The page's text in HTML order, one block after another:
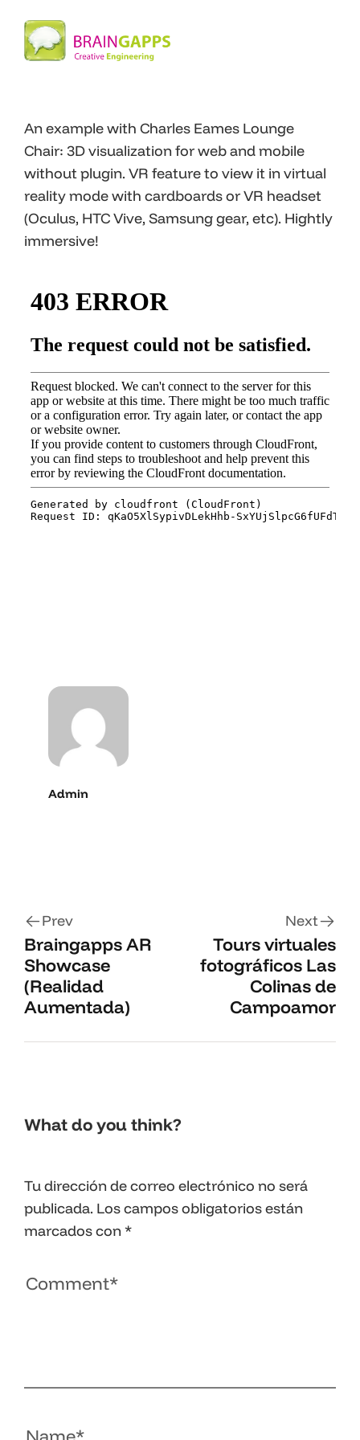
An example with Charles Eames Lounge
Chair: 3D visualization for web and mobile
without plugin. VR feature to view it in virtual
reality mode with cardboards or VR headset
(Oculus, HTC Vive, Samsung gear, etc). Hightly
immersive!
Admin
Prev
Braingapps AR
Showcase
(Realidad
Aumentada)
Next
Tours virtuales
fotográficos Las
Colinas de
Campoamor
What do you think?
Tu dirección de correo electrónico no será
publicada. Los campos obligatorios están
marcados con *